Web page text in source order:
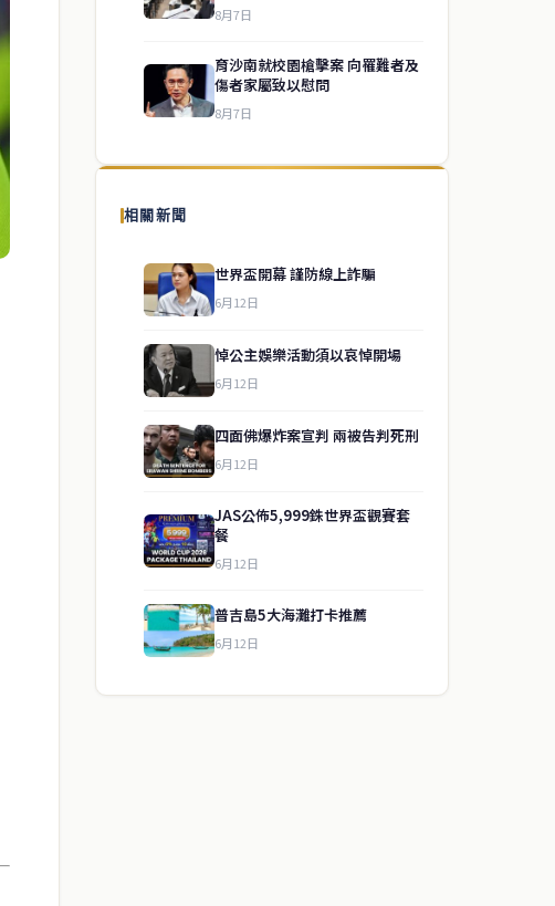
8月7日
育沙南就校園槍擊案 向罹難者及
傷者家屬致以慰問
8月7日
相關新聞
世界盃開幕 謹防線上詐騙
6月12日
悼公主娛樂活動須以哀悼開場
6月12日
四面佛爆炸案宣判 兩被告判死刑
6月12日
JAS公佈5,999銖世界盃觀賽套
餐
6月12日
普吉島5大海灘打卡推薦
6月12日